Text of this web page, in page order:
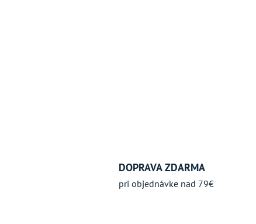
DOPRAVA ZDARMA
pri objednávke nad 79€